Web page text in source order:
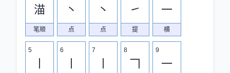
渵
笔顺
丶
点
丶
点
㇀
提
一
横
5 6 7 8
𠃍
9
一